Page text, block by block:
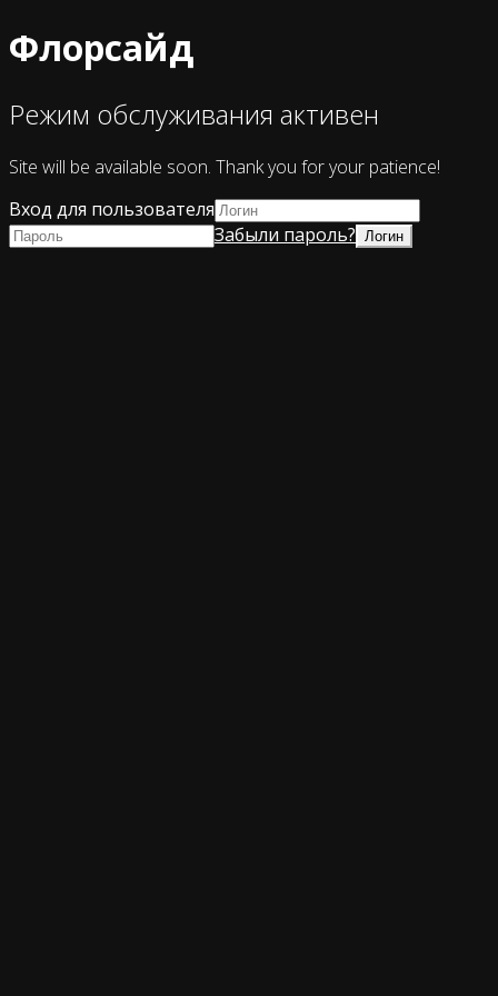
Флорсайд
Режим обслуживания активен
Site will be available soon. Thank you for your patience!
Вход для пользователя
Забыли пароль?